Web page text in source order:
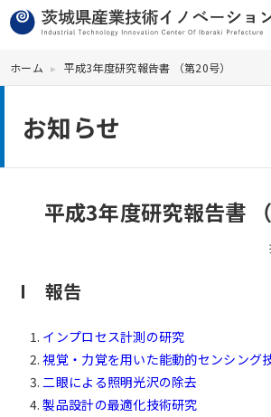
ホーム 平成3年度研究報告書 （第20号）
お知らせ
平成3年度研究報告書
I 報告
インプロセス計測の研究
視覚・力覚を用いた能動的センシング
二眼による照明光沢の除去
製品設計の最適化技術研究